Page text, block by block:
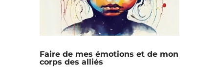
Faire de mes émotions et de mon
corps des alliés